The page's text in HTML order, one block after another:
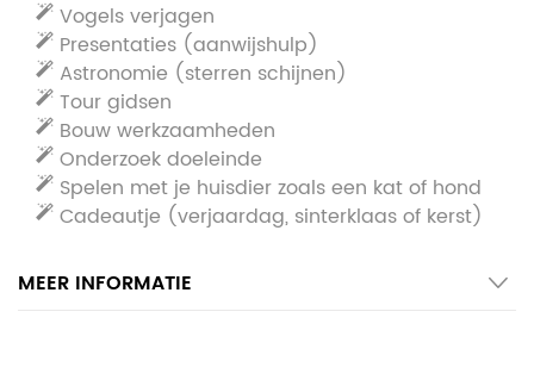
Vogels verjagen
Presentaties (aanwijshulp)
Astronomie (sterren schijnen)
Tour gidsen
Bouw werkzaamheden
Onderzoek doeleinde
Spelen met je huisdier zoals een kat of hond
Cadeautje (verjaardag, sinterklaas of kerst)
MEER INFORMATIE